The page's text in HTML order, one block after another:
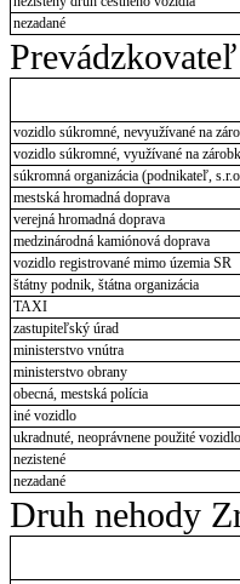
nezadané
vozidlo súkromné, nevyužívané na
vozidlo súkromné, využívané na
súkromná organizácia (podnikateľ,
mestská hromadná doprava
verejná hromadná doprava
medzinárodná kamiónová doprava
vozidlo registrované mimo územia SR
štátny podnik, štátna organizácia
TAXI
zastupiteľský úrad
ministerstvo vnútra
ministerstvo obrany
obecná, mestská polícia
iné vozidlo
ukradnuté, neoprávnene použité vozidlo
nezistené
nezadané
Druh nehody